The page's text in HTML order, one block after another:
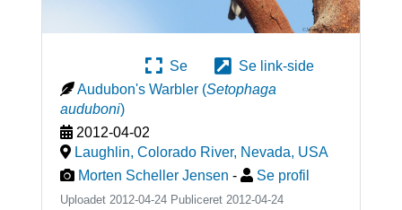
Se
Se link-side
Audubon's Warbler (Setophaga
auduboni)
2012-04-02
Laughlin, Colorado River, Nevada, USA
Morten Scheller Jensen - Se profil
Uploadet 2012-04-24 Publiceret 2012-04-24